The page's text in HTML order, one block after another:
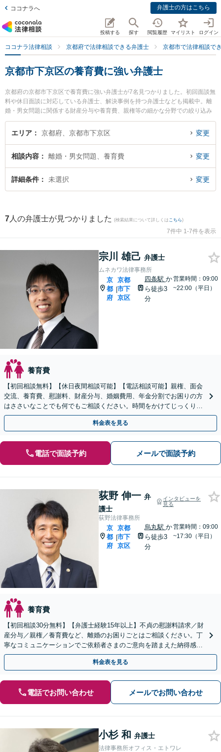
ココナラへ 弁護士の方はこちら
投稿する 探す 閲覧履歴 マイリスト ログイン
ココナラ法律相談 京都府で法律相談できる弁護士 京都市で法律相談で
京都市下京区の養育費に強い弁護士
京都府の京都市下京区で養育費に強い弁護士が7名見つかりました。初回面談無
料や休日面談に対応している弁護士、解決事例を持つ弁護士なども掲載中。離
婚・男女問題に関係する財産分与や養育費、親権等の細かな分野での絞り込み
検索もでき便利です。特にムネカワ法律事務所の宗川 雄己弁護士や荻野法律事
務所の荻野 伸一弁護士、法律事務所オフィス・エトワレの小杉 和弁護士のプロ
育費のトラブル解決の実績豊富な近くの弁護士を検索したい』『初回相談無料
で養育費を法律相談できる京都市下京区内の弁護士に相談予約したい』などで
お困りの相談者さんにおすすめです。
エリア 京都府、京都市下京区 変更
相談内容 離婚・男女問題、養育費 変更
詳細条件 未選択 変更
7 人の弁護士が見つかりました (検索結果について詳しくは こちら)
7件中 1-7件を表示
宗川 雄己 弁護士
ムネカワ法律事務所
京
都
府
|
京都
市下
京区
四条駅 か
ら徒歩3
分
営業時間：09:00
~22:00（平日）
養育費
【初回相談無料】【休日夜間相談可能】【電話相談可能】親権、面会
交流、養育費、慰謝料、財産分与、婚姻費用、年金分割でお困りの方
はささいなことでも何でもご相談ください。時間をかけてじっくりと
お話を伺い、未来に向けての再出発をサポートいたします。
料金表を見る
電話で面談予約 メールで面談予約
荻野 伸一 弁
護士
インタビューを
見る
荻野法律事務所
京
都
府
|
京都
市下
京区
烏丸駅 か
ら徒歩3
分
営業時間：09:00
~17:30（平日）
養育費
【初回相談30分無料】【弁護士経験15年以上】不貞の慰謝料請求／財
産分与／親権／養育費など、離婚のお困りごとはご相談ください。丁
寧なコミュニケーションでご依頼者さまのご意向を踏まえた納得感の
高い解決を目指します【烏丸駅3分】【Web面談可】
料金表を見る
電話でお問い合わせ メールでお問い合わせ
小杉 和 弁護士
法律事務所オフィス・エトワレ